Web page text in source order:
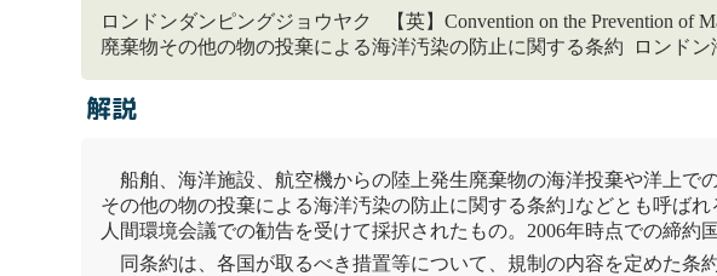
ロンドンダンピングジョウヤク 【英】Convention on the Prevention
廃棄物その他の物の投棄による海洋汚染の防止に関する条約 ロンド
解説
船舶、海洋施設、航空機からの陸上発生廃棄物の海洋投棄や洋上で
その他の物の投棄による海洋汚染の防止に関する条約 ｣などとも呼ば
人間環境会議での勧告を受けて採択されたもの。2006年時点での締約国
同条約は、各国が取るべき措置等について、規制の内容を定めた